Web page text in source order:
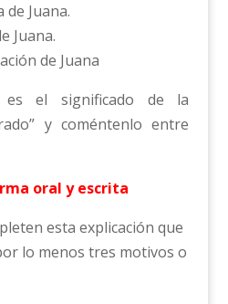
de Juana.
Juana.
de Juana
es el significado de la
y coméntenlo entre
oral y escrita
esta explicación que
lo menos tres motivos o